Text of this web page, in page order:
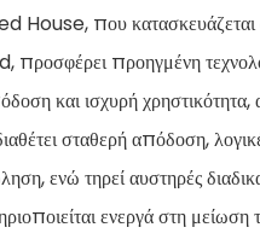
που κατασκευάζεται
προηγμένη
και ισχυρή χρηστικότητα,
σταθερή απόδοση,
ενώ τηρεί αυστηρές
ενεργά στη